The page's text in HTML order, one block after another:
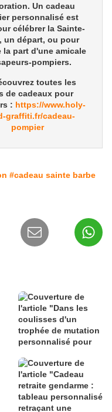
Un cadeau
personnalisé est
célébrer la Sainte-
, un départ, ou pour
la part d'une amicale
pompiers.
toutes les
de cadeaux pour
: https://www.holy-
graffiti.fr/cadeau-
pompier
#cadeau sainte barbe